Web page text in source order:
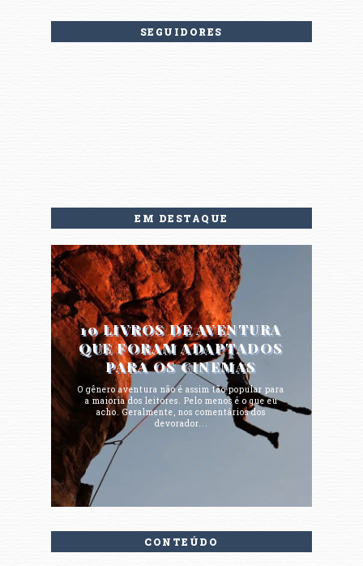
SEGUIDORES
EM DESTAQUE
10 LIVROS DE AVENTURA
QUE FORAM ADAPTADOS
PARA OS CINEMAS
O gênero aventura não é assim tão popular para
a maioria dos leitores. Pelo menos é o que eu
acho. Geralmente, nos comentários dos
devorador...
CONTEÚDO